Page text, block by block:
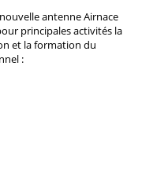
antenne Airnace
principales activités la
et la formation du
: